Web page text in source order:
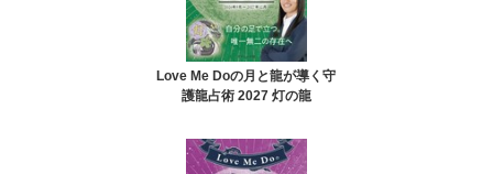
Love Me Doの月と龍が導く守
護龍占術 2027 灯の龍